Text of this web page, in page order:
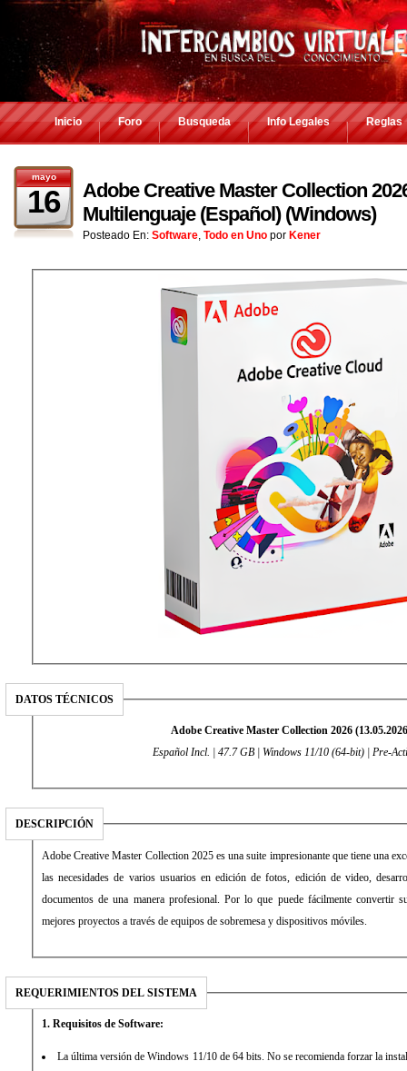
Inicio Foro Busqueda Info Legales Reglas
mayo
16
Adobe Creative Master Collection
Multilenguaje (Español) (Windows)
Posteado En: Software, Todo en Uno por Kener
DATOS TÉCNICOS
Adobe Creative Master Collection 2026
Español Incl. | 47.7 GB | Windows 11/10 (64-bit) | Pre-
DESCRIPCIÓN
Adobe Creative Master Collection 2025 es una suite impresionante que tiene una
las necesidades de varios usuarios en edición de fotos, edición de video,
documentos de una manera profesional. Por lo que puede fácilmente convertir
mejores proyectos a través de equipos de sobremesa y dispositivos móviles.
REQUERIMIENTOS DEL SISTEMA
1. Requisitos de Software:
La última versión de Windows 11/10 de 64 bits. No se recomienda forzar la